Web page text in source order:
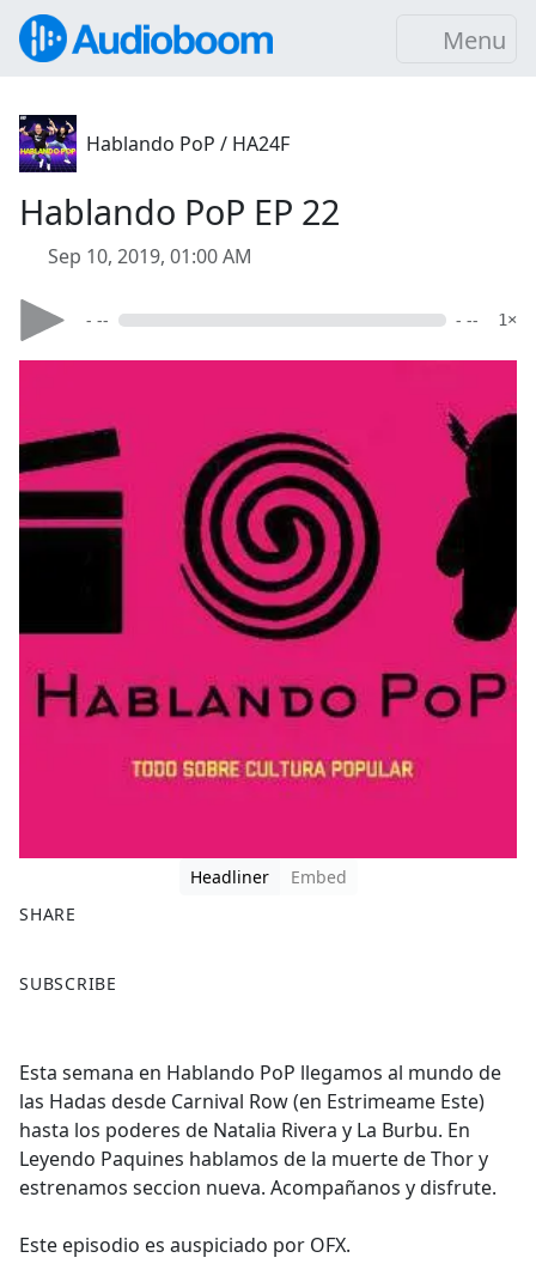
Menu
Hablando PoP / HA24F
Hablando PoP EP 22
Sep 10, 2019, 01:00 AM
- -- - -- 1×
Headliner
Embed
SHARE
a
b
o
o
k
SUBSCRIBE
Esta semana en Hablando PoP llegamos al mundo de
las Hadas desde Carnival Row (en Estrimeame Este)
hasta los poderes de Natalia Rivera y La Burbu. En
Leyendo Paquines hablamos de la muerte de Thor y
estrenamos seccion nueva. Acompañanos y disfrute.
Este episodio es auspiciado por OFX.